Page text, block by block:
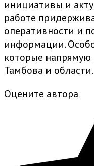
инициативы и
работе
оперативности и
информации.
которые
Тамбова и области.
Оцените автора